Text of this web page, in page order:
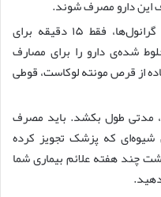
این دارو مصرف شوند.
بعد از باز کردن یا مخلوط کردن گرانول‌ها، فقط ۱۵ دقیقه برای
شده‌ی دارو را برای مصارف
از قرص مونته لوکاست، قوطی
مدتی طول بکشد. باید مصرف
که پزشک تجویز کرده
چند هفته علائم بیماری شما